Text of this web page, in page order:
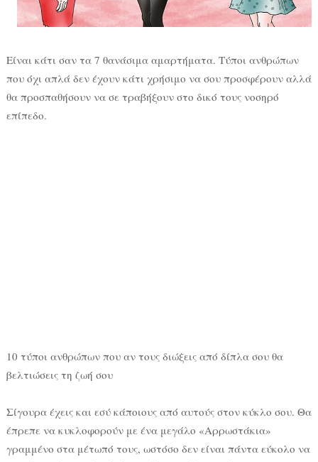
Είναι κάτι σαν τα 7 θανάσιμα αμαρτήματα. Tύποι ανθρώπων
που όχι απλά δεν έχουν κάτι χρήσιμο να σου προσφέρουν αλλά
θα προσπαθήσουν να σε τραβήξουν στο δικό τους νοσηρό
επίπεδο.
10 τύποι ανθρώπων που αν τους διώξεις από δίπλα σου θα
βελτιώσεις τη ζωή σου
Σίγουρα έχεις και εσύ κάποιους από αυτούς στον κύκλο σου. Θα
έπρεπε να κυκλοφορούν με ένα μεγάλο «Αρρωστάκια»
γραμμένο στα μέτωπό τους, ωστόσο δεν είναι πάντα εύκολο να